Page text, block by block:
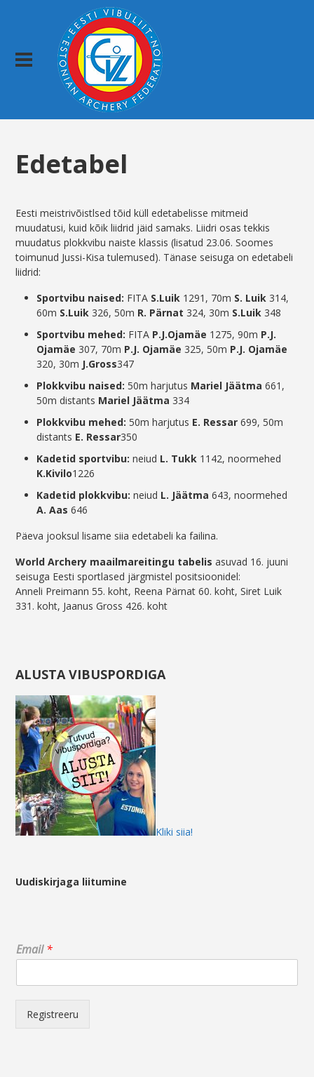
Edetabel
Eesti meistrivõistlsed tõid küll edetabelisse mitmeid
muudatusi, kuid kõik liidrid jäid samaks. Liidri osas tekkis
muudatus plokkvibu naiste klassis (lisatud 23.06. Soomes
toimunud Jussi-Kisa tulemused). Tänase seisuga on edetabeli
liidrid:
Sportvibu naised: FITA S.Luik 1291, 70m S. Luik 314,
60m S.Luik 326, 50m R. Pärnat 324, 30m S.Luik 348
Sportvibu mehed: FITA P.J.Ojamäe 1275, 90m P.J.
Ojamäe 307, 70m P.J. Ojamäe 325, 50m P.J. Ojamäe
320, 30m J.Gross347
Plokkvibu naised: 50m harjutus Mariel Jäätma 661,
50m distants Mariel Jäätma 334
Plokkvibu mehed: 50m harjutus E. Ressar 699, 50m
distants E. Ressar350
Kadetid sportvibu: neiud L. Tukk 1142, noormehed
K.Kivilo1226
Kadetid plokkvibu: neiud L. Jäätma 643, noormehed
A. Aas 646
Päeva jooksul lisame siia edetabeli ka failina.
World Archery maailmareitingu tabelis asuvad 16. juuni
seisuga Eesti sportlased järgmistel positsioonidel:
Anneli Preimann 55. koht, Reena Pärnat 60. koht, Siret Luik
331. koht, Jaanus Gross 426. koht
ALUSTA VIBUSPORDIGA
Kliki siia!
Uudiskirjaga liitumine
*
E
a
Email*
Registreeru